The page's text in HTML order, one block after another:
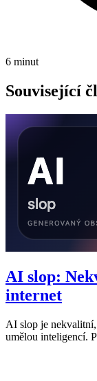
6 minut
Související
AI slop:
internet
AI slop je
umělou inteligencí.